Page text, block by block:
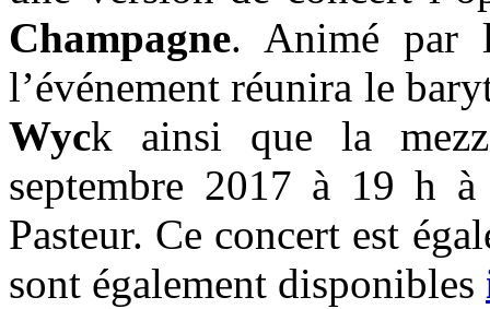
Champagne. Animé par
l’événement réunira le
Wyck ainsi que la
septembre 2017 à 19 h
Pasteur. Ce concert est
sont également disponibles